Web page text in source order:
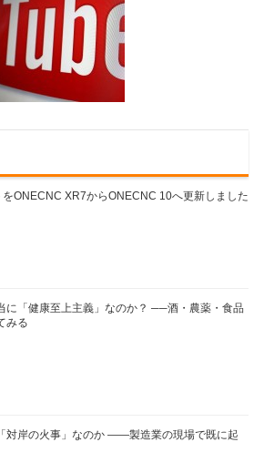
ONECNC XR7からONECNC 10へ更新しました
に「健康至上主義」なのか？ ──酒・農薬・食品
みる
対岸の火事」なのか ――製造業の現場で既に起